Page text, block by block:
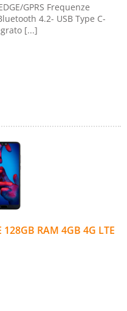
GPRS Frequenze
4.2- USB Type C-
[...]
128GB RAM 4GB 4G LTE